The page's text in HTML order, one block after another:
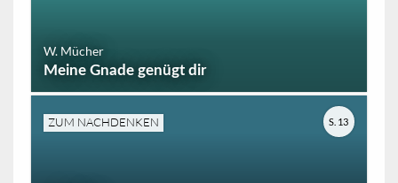
W. Mücher
Meine Gnade genügt dir
ZUM NACHDENKEN S. 13